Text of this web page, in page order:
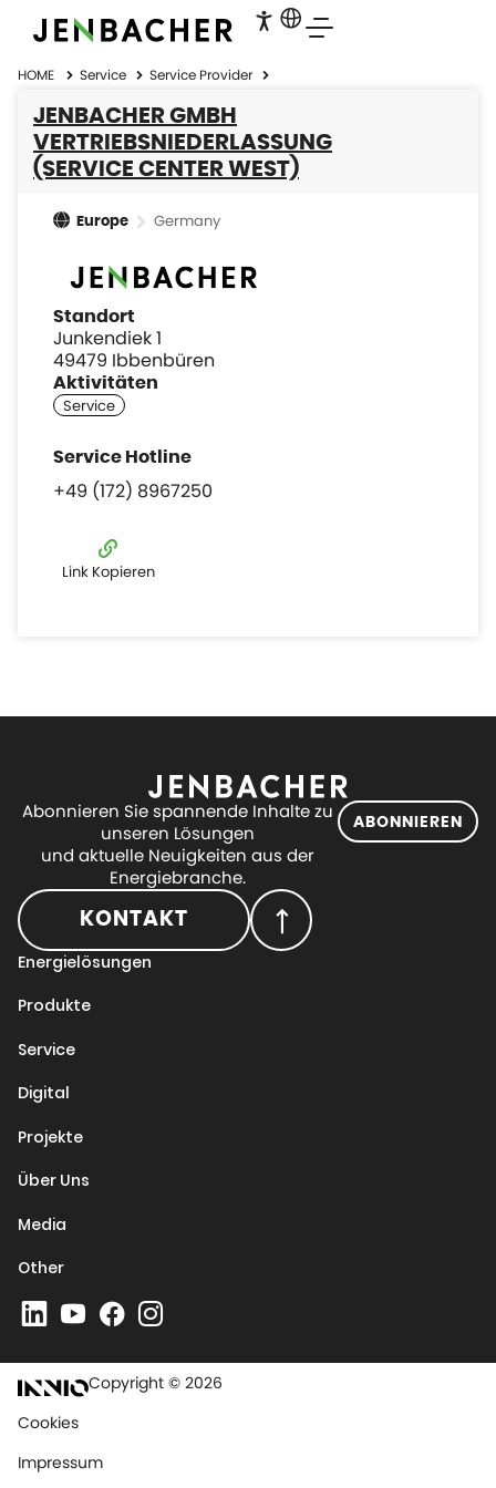
HOME Service Service Provider
JENBACHER GMBH
VERTRIEBSNIEDERLASSUNG
(SERVICE CENTER WEST)
Europe Germany
Standort
Junkendiek 1
49479 Ibbenbüren
Aktivitäten
+49 (172) 8967250
Link Kopieren
Abonnieren Sie spannende Inhalte zu
unseren Lösungen
und aktuelle Neuigkeiten aus der
Energiebranche.
ABONNIEREN
KONTAKT
Energielösungen
Produkte
Service
Digital
Projekte
Über Uns
Media
Other
Copyright © 2026
Cookies
Impressum